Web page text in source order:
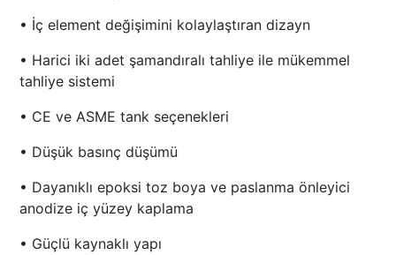
• İç element değişimini kolaylaştıran dizayn
• Harici iki adet şamandıralı tahliye ile mükemmel
tahliye sistemi
• CE ve ASME tank seçenekleri
• Düşük basınç düşümü
• Dayanıklı epoksi toz boya ve paslanma önleyici
anodize iç yüzey kaplama
• Güçlü kaynaklı yapı